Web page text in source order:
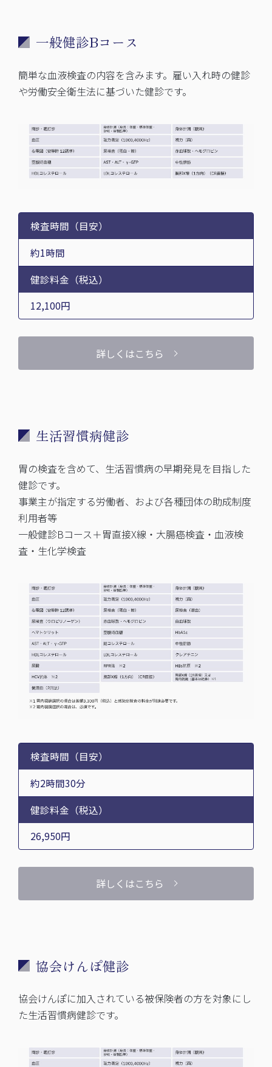
一般健診Bコース
簡単な血液検査の内容を含みます。雇い入れ時の健診
や労働安全衛生法に基づいた健診です。
検査時間（目安）
約1時間
健診料金（税込）
12,100円
詳しくはこちら
生活習慣病健診
胃の検査を含めて、生活習慣病の早期発見を目指した
健診です。
事業主が指定する労働者、および各種団体の助成制度
利用者等
一般健診Bコース＋胃直接X線・大腸癌検査・血液検
査・生化学検査
検査時間（目安）
約2時間30分
健診料金（税込）
26,950円
詳しくはこちら
協会けんぽ健診
協会けんぽに加入されている被保険者の方を対象にし
た生活習慣病健診です。